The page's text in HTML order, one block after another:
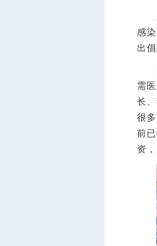
人
感
出
美
需
长
很
前
资